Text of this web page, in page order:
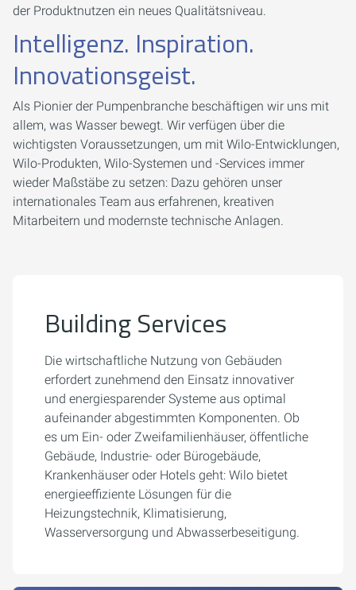
der Produktnutzen ein neues Qualitätsniveau.
Intelligenz. Inspiration.
Innovationsgeist.
Als Pionier der ­Pumpenbranche beschäftigen wir uns mit
allem, was Wasser bewegt. Wir verfügen über die
wichtigsten Voraussetzungen, um mit Wilo-Entwicklungen,
Wilo-Produkten, Wilo-Systemen und ­-Services immer
wieder Maßstäbe zu setzen: Dazu gehören unser
internationales Team aus erfahrenen, kreativen
Mitarbeitern und modernste technische Anlagen.
Building Services
Die wirtschaftliche Nutzung von Gebäuden
erfordert zunehmend den Einsatz innovativer
und energiesparender Systeme aus optimal
aufeinander abgestimmten Komponenten. Ob
es um Ein- oder Zweifamilienhäuser, öffentliche
Gebäude, Industrie- oder Bürogebäude,
Krankenhäuser oder Hotels geht: Wilo bietet
energieeffiziente Lösungen für die
Heizungstechnik, Klimatisierung,
Wasserversorgung und Abwasserbeseitigung.